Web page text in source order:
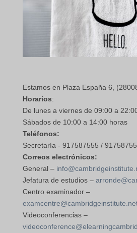
Estamos en Plaza España 6,
Horarios:
De lunes a viernes de 09:00 a
Sábados de 10:00 a 14:00 horas
Teléfonos:
Secretaría - 917587555 /
Correos electrónicos:
General –
Jefatura de estudios –
Centro examinador –
Videoconferencias –